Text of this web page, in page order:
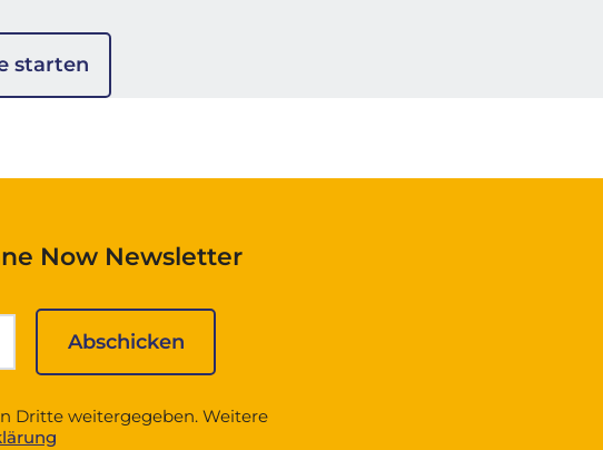
starten
Now Newsletter
Dritte weitergegeben. Weitere